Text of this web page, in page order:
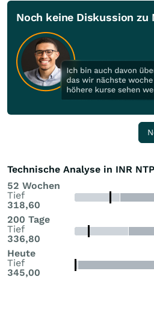
Noch keine Diskussion zu
Technische Analyse in INR
52 Wochen
Tief
318,60
200 Tage
Tief
336,80
Heute
Tief
345,00